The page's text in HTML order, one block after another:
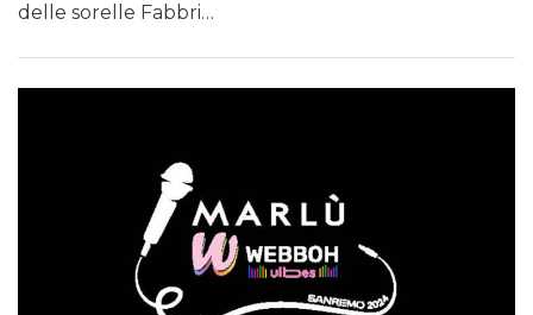
delle sorelle Fabbri…